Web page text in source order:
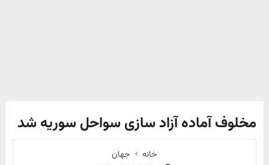
مخلوف آماده آزاد سازی سواحل سوریه شد
خانه
جهان